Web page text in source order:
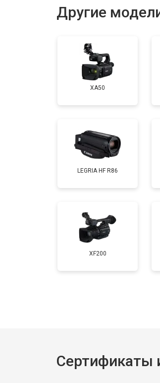
Другие
XA50
LEGRIA HF R86
XF200
Сертификаты